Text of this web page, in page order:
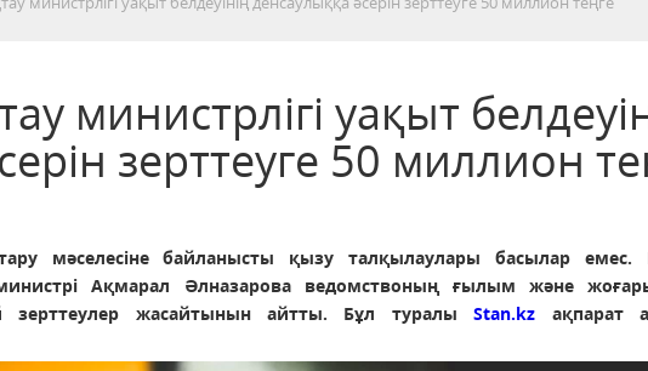
министрлігі уақыт
зерттеуге 50 миллион
мәселесіне байланысты қызу талқылаулары басылар емес.
Ақмарал Әлназарова ведомствоның ғылым және
зерттеулер жасайтынын айтты. Бұл туралы Stan.kz ақпарат